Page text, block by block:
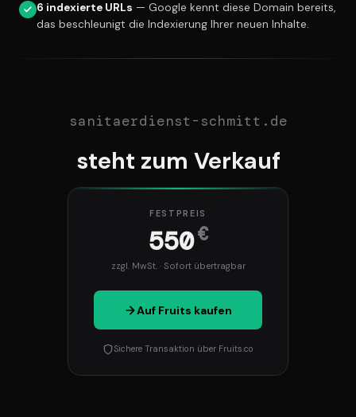
6 indexierte URLs — Google kennt diese Domain bereits,
das beschleunigt die Indexierung Ihrer neuen Inhalte.
sanitaerdienst-schmitt.de
steht zum Verkauf
FESTPREIS
550€
zzgl. MwSt. · Sofort übertragbar
Auf Fruits kaufen
Sichere Transaktion über Fruits.co